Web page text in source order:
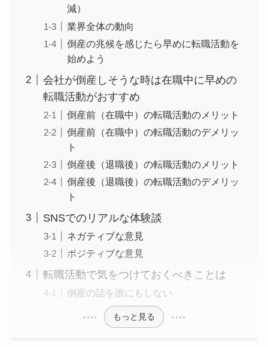
減）
業界全体の動向
倒産の兆候を感じたら早めに転職活動を
始めよう
会社が倒産しそうな時は在職中に早めの
転職活動がおすすめ
倒産前（在職中）の転職活動のメリット
倒産前（在職中）の転職活動のデメリッ
ト
倒産後（退職後）の転職活動のメリット
倒産後（退職後）の転職活動のデメリッ
ト
SNSでのリアルな体験談
ネガティブな意見
ポジティブな意見
転職活動で気をつけておくべきことは
倒産の話を誰にもしない
もっと見る